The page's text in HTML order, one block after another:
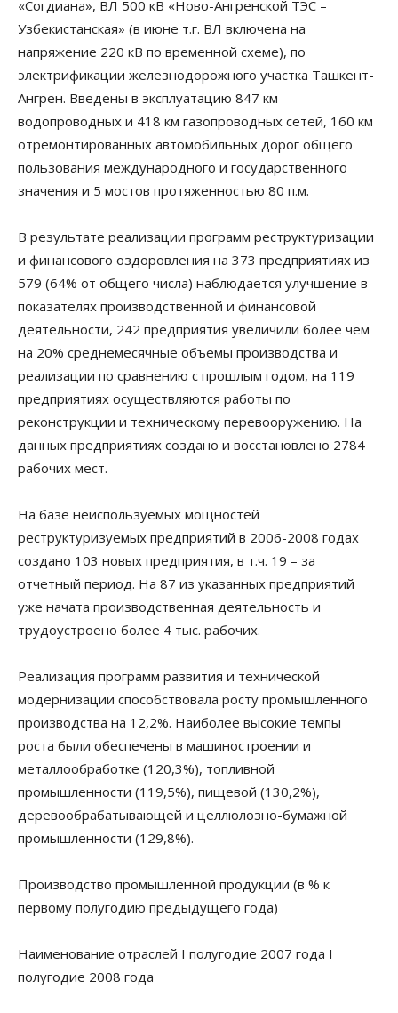
«Согдиана», ВЛ 500 кВ «Ново-Ангренской ТЭС –
Узбекистанская» (в июне т.г. ВЛ включена на
напряжение 220 кВ по временной схеме), по
электрификации железнодорожного участка Ташкент-
Ангрен. Введены в эксплуатацию 847 км
водопроводных и 418 км газопроводных сетей, 160 км
отремонтированных автомобильных дорог общего
пользования международного и государственного
значения и 5 мостов протяженностью 80 п.м.
В результате реализации программ реструктуризации
и финансового оздоровления на 373 предприятиях из
579 (64% от общего числа) наблюдается улучшение в
показателях производственной и финансовой
деятельности, 242 предприятия увеличили более чем
на 20% среднемесячные объемы производства и
реализации по сравнению с прошлым годом, на 119
предприятиях осуществляются работы по
реконструкции и техническому перевооружению. На
данных предприятиях создано и восстановлено 2784
рабочих мест.
На базе неиспользуемых мощностей
реструктуризуемых предприятий в 2006-2008 годах
создано 103 новых предприятия, в т.ч. 19 – за
отчетный период. На 87 из указанных предприятий
уже начата производственная деятельность и
трудоустроено более 4 тыс. рабочих.
Реализация программ развития и технической
модернизации способствовала росту промышленного
производства на 12,2%. Наиболее высокие темпы
роста были обеспечены в машиностроении и
металлообработке (120,3%), топливной
промышленности (119,5%), пищевой (130,2%),
деревообрабатывающей и целлюлозно-бумажной
промышленности (129,8%).
Производство промышленной продукции (в % к
первому полугодию предыдущего года)
Наименование отраслей I полугодие 2007 года I
полугодие 2008 года